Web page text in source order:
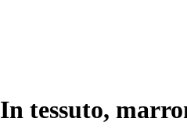
In tessuto,